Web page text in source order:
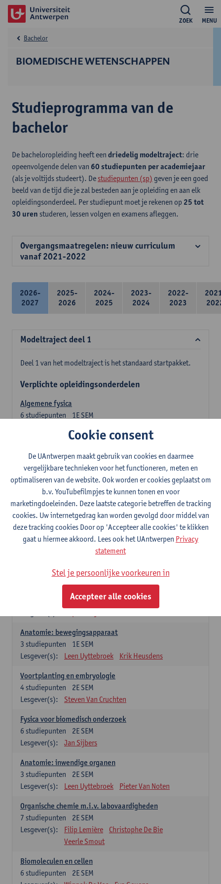
MENU
ZOEK
BIOMEDISCHE WETENSCHAPPEN
Bachelor
Studieprogramma van de
bachelor
De bacheloropleiding heeft een driedelig modeltraject: drie
opeenvolgende delen van 60 studiepunten per academiejaar
(als je voltijds studeert). De studiepunten (sp) geven je een goed
beeld van de tijd die je zal besteden aan je opleiding en aan elk
opleidingsonderdeel. Per studiepunt moet je rekenen op 25 tot
30 uren studeren, lessen volgen en examens afleggen.
Overgangsmaatregelen: nieuw curriculum
vanaf 2021-2022
2026-
2027
2025-
2026
2024-
2025
2023-
2024
2022-
2023
Modeltraject deel 1
Deel 1 van het modeltraject is het standaard startpakket.
Verplichte opleidingsonderdelen
Algemene fysica
1E SEM
6 studiepunten
1E SEM
studiepunten
Lesgever(s):
Jan Sijbers
Algemene chemie m.i.v. labovaardigheden
1E SEM
7studiepunten
Lesgever(s):
Frank Blockhuys Christophe De Bie
Studium generale in de biomedische wetenschappen deel
1: onderzoek in de levenswetenschappen
Lesgever(s):
Anja Verhulst Sebastiaan De Schepper
1E SEM
Anatomie: bewegingsapparaat
1E SEM
3 studiepunten
Lesgever(s):
Leen Uyttebroek Krik Heusdens
Voortplanting en embryologie
2E SEM
4studiepunten
Lesgever(s):
Steven Van Cruchten
Fysica voor biomedisch onderzoek
2E SEM
6 studiepunten
Lesgever(s):
Jan Sijbers
Anatomie: inwendige organen
2E SEM
3 studiepunten
Lesgever(s):
Leen Uyttebroek Pieter Van Noten
Organische chemie m.i.v. labovaardigheden
2E SEM
7 studiepunten
Lesgever(s):
Filip Lemière
Christophe De Bie
Veerle Smout
Biomoleculen en cellen
2E SEM
6 studiepunten
Cookie consent
De UAntwerpen maakt gebruik van cookies en daarmee
vergelijkbare technieken voor het functioneren, meten en
optimaliseren van de website. Ook worden er cookies geplaatst om
b.v. YouTubefilmpjes te kunnen tonen en voor
marketingdoeleinden. Deze laatste categorie betreffen de tracking
cookies. Uw internetgedrag kan worden gevolgd door middel van
deze tracking cookies Door op 'Accepteer alle cookies' te klikken
gaat u hiermee akkoord. Lees ook het UAntwerpen Privacy
statement
Stel je persoonlijke voorkeuren in
Accepteer alle cookies